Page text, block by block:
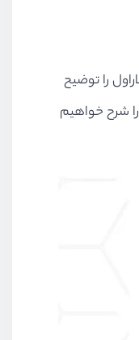
را توضیح
شرح خواهیم